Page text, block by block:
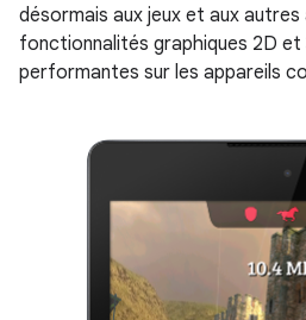
désormais aux jeux et aux
fonctionnalités graphiques 2D et
performantes sur les appareils